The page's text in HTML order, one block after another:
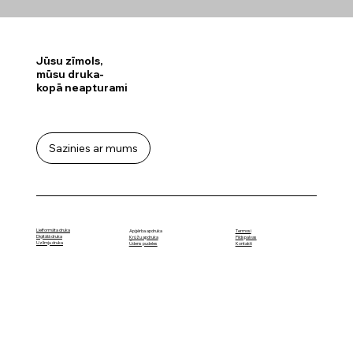
Jūsu zīmols,
mūsu druka-
kopā neapturami
Sazinies ar mums
Lielformāta druka
Digitālā druka
Uzlīmju druka
Apģērba apdruka
Krūžu apdruka
Ūdens pudeles
Termosi
Pildspalvas
Kontakti